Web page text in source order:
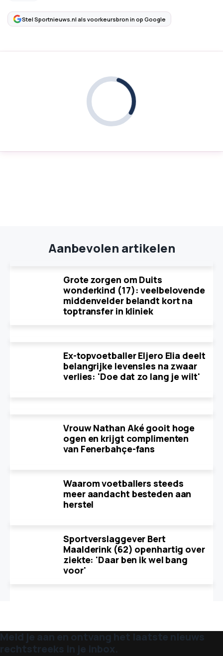
Stel Sportnieuws.nl als voorkeursbron in op Google
Aanbevolen artikelen
Grote zorgen om Duits
wonderkind (17): veelbelovende
middenvelder belandt kort na
toptransfer in kliniek
Ex-topvoetballer Eljero Elia deelt
belangrijke levensles na zwaar
verlies: 'Doe dat zo lang je wilt'
Vrouw Nathan Aké gooit hoge
ogen en krijgt complimenten
van Fenerbahçe-fans
Waarom voetballers steeds
meer aandacht besteden aan
herstel
Sportverslaggever Bert
Maalderink (62) openhartig over
ziekte: 'Daar ben ik wel bang
voor'
Meld je aan en ontvang het laatste nieuws
rechtstreeks in je inbox.